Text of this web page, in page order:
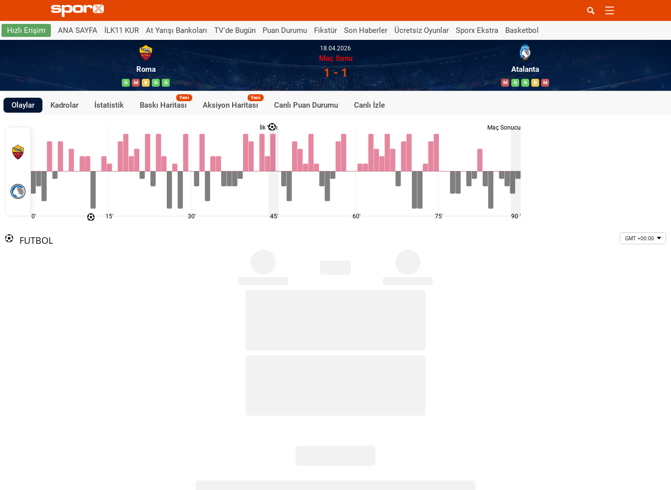
Hızlı Erişim ANA SAYFA İLK11 KUR At Yarışı Bankoları TV'de Bugün Puan Durumu Fikstür Son Haberler Ücretsiz Oyunlar Sporx Ekstra Basketbol
Roma
G M B G G
18.04.2026
Maç Sonu
1 - 1 Atalanta
M G G B M
Olaylar Kadrolar İstatistik Baskı Haritası
Yeni
Aksiyon Haritası
Yeni
Canlı Puan Durumu Canlı İzle
0' 15' 30'
İlk Yarı
45' 60' 75'
Maç Sonucu
90 '
FUTBOL GMT +00:00